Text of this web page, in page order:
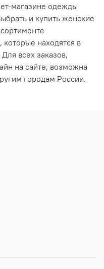
магазине одежды
и купить женские
находятся в
всех заказов,
на сайте, возможна
городам России.